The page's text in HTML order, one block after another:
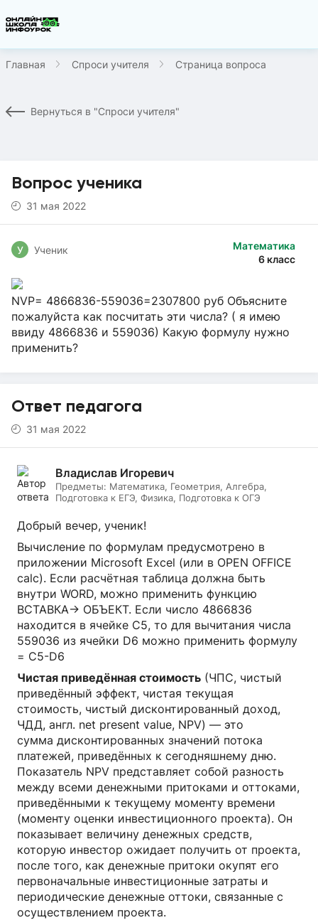
Главная Спроси учителя Страница вопроса
Вернуться в "Спроси учителя"
Вопрос ученика
31 мая 2022
Математика
6 класс
У Ученик
NVP= 4866836-559036=2307800 руб Объясните
пожалуйста как посчитать эти числа? ( я имею
ввиду 4866836 и 559036) Какую формулу нужно
применить?
Ответ педагога
31 мая 2022
Владислав Игоревич
Предметы: Математика, Геометрия, Алгебра,
Подготовка к ЕГЭ, Физика, Подготовка к ОГЭ
Добрый вечер, ученик!
Вычисление по формулам предусмотрено в
приложении Microsoft Excel (или в OPEN OFFICE
calc). Если расчётная таблица должна быть
внутри WORD, можно применить функцию
ВСТАВКА-> ОБЪЕКТ. Если число 4866836
находится в ячейке C5, то для вычитания числа
559036 из ячейки D6 можно применить формулу
= С5-D6
Чистая приведённая стоимость (ЧПС, чистый
приведённый эффект, чистая текущая
стоимость, чистый дисконтированный доход,
ЧДД, англ. net present value, NPV) — это
сумма дисконтированных значений потока
платежей, приведённых к сегодняшнему дню.
Показатель NPV представляет собой разность
между всеми денежными притоками и оттоками,
приведёнными к текущему моменту времени
(моменту оценки инвестиционного проекта). Он
показывает величину денежных средств,
которую инвестор ожидает получить от проекта,
после того, как денежные притоки окупят его
первоначальные инвестиционные затраты и
периодические денежные оттоки, связанные с
осуществлением проекта.